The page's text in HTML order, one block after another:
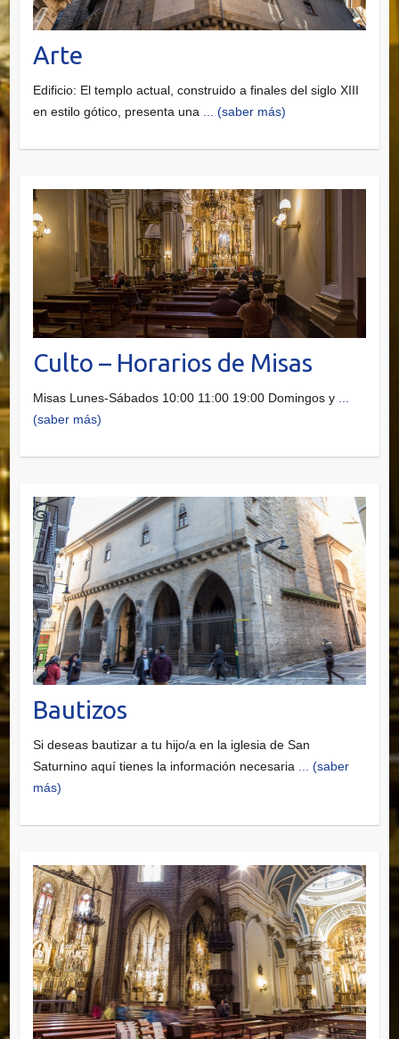
Arte
Edificio: El templo actual, construido a finales del siglo XIII
en estilo gótico, presenta una
... (saber más)
Culto – Horarios de Misas
Misas Lunes-Sábados 10:00 11:00 19:00 Domingos y ...
(saber más)
Bautizos
Si deseas bautizar a tu hijo/a en la iglesia de San
Saturnino aquí tienes la información necesaria
... (saber
más)